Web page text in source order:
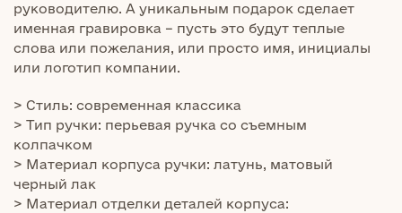
руководителю. А уникальным подарок сделает
именная гравировка – пусть это будут теплые
слова или пожелания, или просто имя, инициалы
или логотип компании.
> Стиль: современная классика
> Тип ручки: перьевая ручка со съемным
колпачком
> Материал корпуса ручки: латунь, матовый
черный лак
> Материал отделки деталей корпуса: